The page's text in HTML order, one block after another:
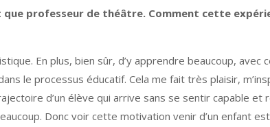
que professeur de théâtre. Comment cette
En plus, bien sûr, d’y apprendre beaucoup, avec
le processus éducatif. Cela me fait très plaisir,
d’un élève qui arrive sans se sentir capable et
Donc voir cette motivation venir d’un enfant